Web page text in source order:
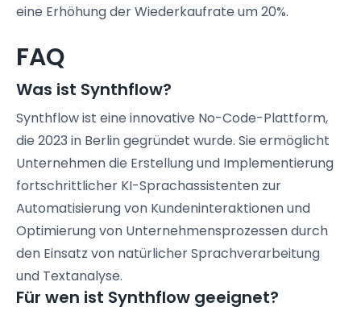
eine Erhöhung der Wiederkaufrate um 20%.
FAQ
Was ist Synthflow?
Synthflow ist eine innovative No-Code-Plattform,
die 2023 in Berlin gegründet wurde. Sie ermöglicht
Unternehmen die Erstellung und Implementierung
fortschrittlicher KI-Sprachassistenten zur
Automatisierung von Kundeninteraktionen und
Optimierung von Unternehmensprozessen durch
den Einsatz von natürlicher Sprachverarbeitung
und Textanalyse.
Für wen ist Synthflow geeignet?